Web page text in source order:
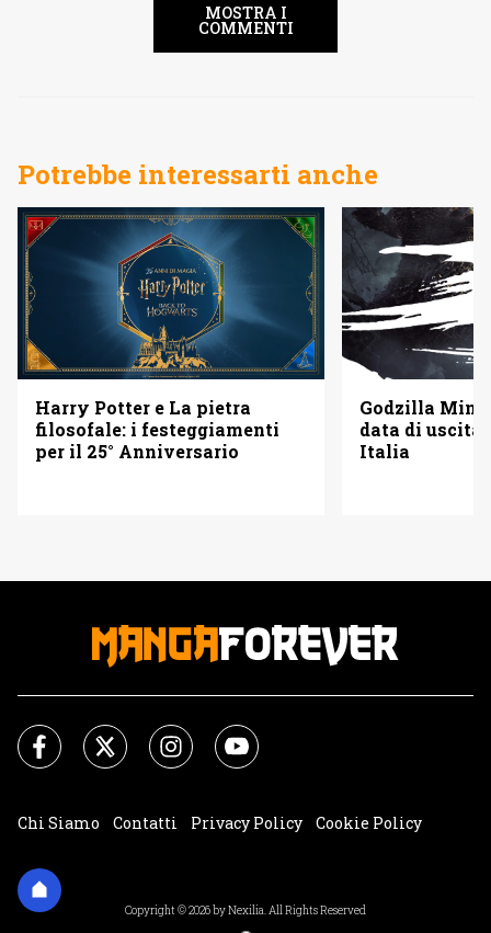
MOSTRA I
COMMENTI
Potrebbe interessarti anche
Harry Potter e La pietra
filosofale: i festeggiamenti
per il 25° Anniversario
Godzilla
data di uscita
Italia
Chi Siamo Contatti Privacy Policy
Cookie Policy
Copyright © 2026 by Nexilia. All Rights Reserved